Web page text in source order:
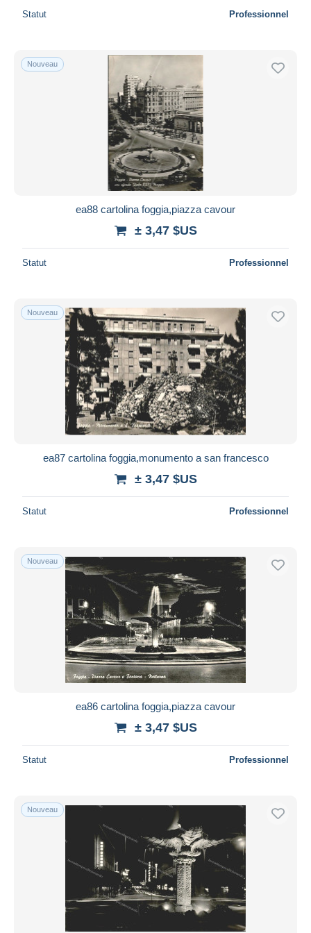
Statut Professionnel
Nouveau
ea88 cartolina foggia,piazza cavour
± 3,47 $US
Statut Professionnel
Nouveau
ea87 cartolina foggia,monumento a san francesco
± 3,47 $US
Statut Professionnel
Nouveau
ea86 cartolina foggia,piazza cavour
± 3,47 $US
Statut Professionnel
Nouveau